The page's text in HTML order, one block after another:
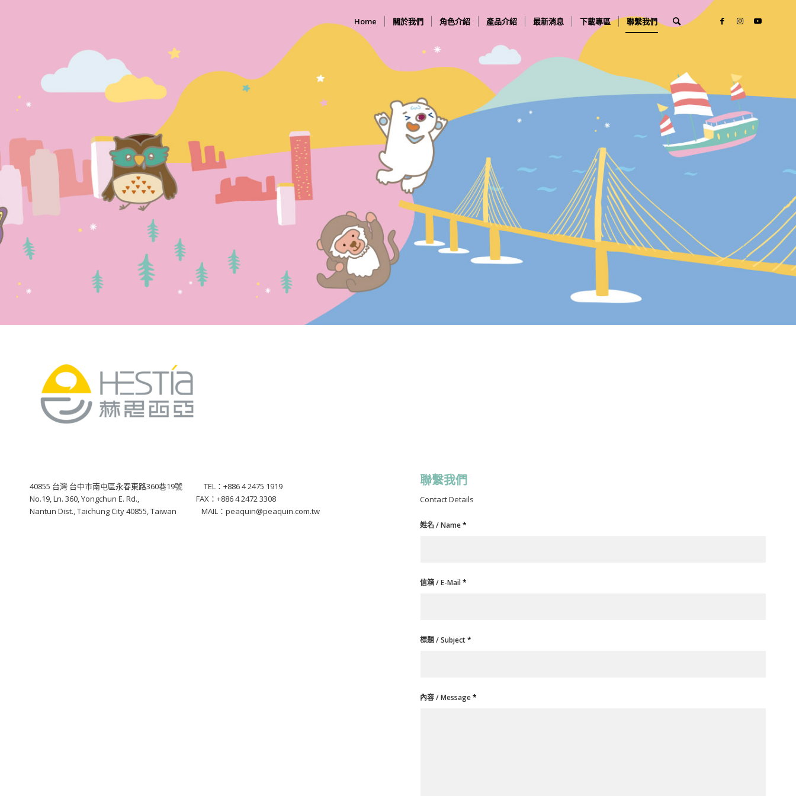
Home 關於我們 角色介紹 產品介紹 最新消息 下載專區 聯繫我們
40855 台灣 台中市南屯區永春東路360巷19號 TEL：+886 4 2475 1919
No.19, Ln. 360, Yongchun E. Rd., FAX：+886 4 2472 3308
Nantun Dist., Taichung City 40855, Taiwan MAIL：peaquin@peaquin.com.tw
聯繫我們
Contact Details
姓名 / Name*
信箱 / E-Mail*
標題 / Subject*
內容 / Message*